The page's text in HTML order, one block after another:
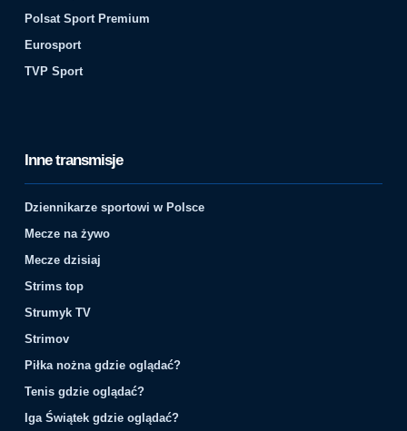
Polsat Sport Premium
Eurosport
TVP Sport
Inne transmisje
Dziennikarze sportowi w Polsce
Mecze na żywo
Mecze dzisiaj
Strims top
Strumyk TV
Strimov
Piłka nożna gdzie oglądać?
Tenis gdzie oglądać?
Iga Świątek gdzie oglądać?